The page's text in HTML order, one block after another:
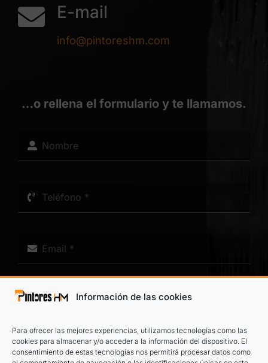
Información de las cookies
Para ofrecer las mejores experiencias, utilizamos tecnologías como las
cookies para almacenar y/o acceder a la información del dispositivo. El
consentimiento de estas tecnologías nos permitirá procesar datos como
E-mail
info@pintoreshm.com
…o rellena el formulario y te llamamos.